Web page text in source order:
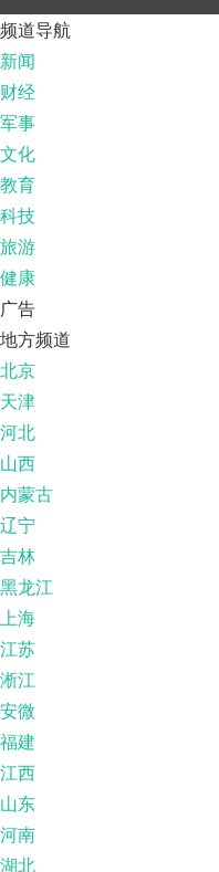
频道导航
新闻
财经
军事
文化
教育
科技
旅游
健康
广告
地方频道
北京
天津
河北
山西
内蒙古
辽宁
吉林
黑龙江
上海
江苏
淅江
安微
福建
江西
山东
河南
湖北